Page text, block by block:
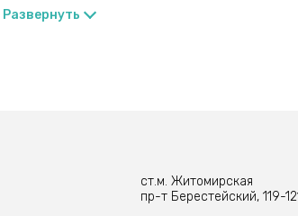
Развернуть
ст.м. Житомирская
пр-т Берестейский, 119-